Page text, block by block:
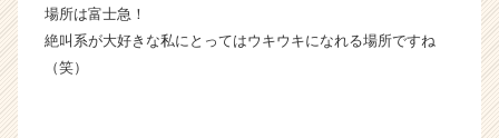
h
場所は富士急！
絶叫系が大好きな私にとってはウキウキになれる場所ですね
（笑）